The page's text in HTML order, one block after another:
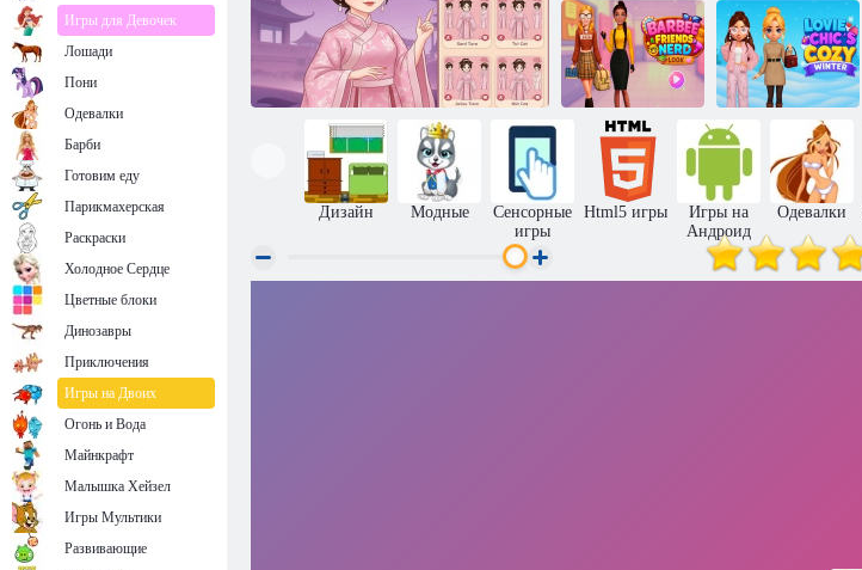
К-Поп
Охотники в
стиле демонов
Готовимся к
Рождеству
вместе!
Барби и друзья
Образ ботаника
Ловик Шик:
Уютная зима
Дизайн Модные
Сенсорные
игры
Html5 игры
Игры на
Андроид
Одевалки
Игры для Девочек
Лошади
Пони
Одевалки
Барби
Готовим еду
Парикмахерская
Раскраски
Холодное Сердце
Цветные блоки
Динозавры
Приключения
Игры на Двоих
Огонь и Вода
Майнкрафт
Малышка Хейзел
Игры Мультики
Развивающие